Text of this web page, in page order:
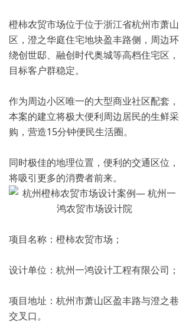
橙柿农贸市场位于位于浙江省杭州市萧山
区，澄之华庭住宅地块盈丰路侧，周边环
绕创世邸、融创时代奥城等高档住宅区，
目标客户群稳定。
作为周边小区唯一的大型商业社区配套，
本案的建立将极大便利周边居民的生鲜采
购，营造15分钟便民生活圈。
同时极佳的地理位置，便利的交通区位，
将吸引更多的消费者前来。
项目名称：橙柿农贸市场；
设计单位：杭州一鸿设计工程有限公司；
项目地址：杭州市萧山区盈丰路与澄之巷
交叉口。